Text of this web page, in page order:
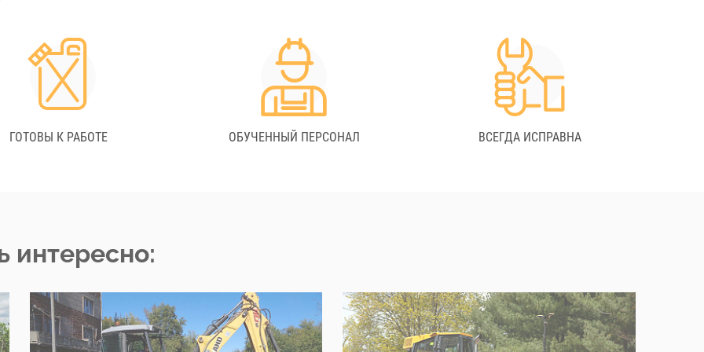
ГОТОВЫ К РАБОТЕ ОБУЧЕННЫЙ ПЕРСОНАЛ ВСЕГДА ИСПРАВНА
интересно: